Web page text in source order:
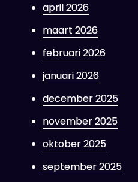
april 2026
maart 2026
februari 2026
januari 2026
december 2025
november 2025
oktober 2025
september 2025